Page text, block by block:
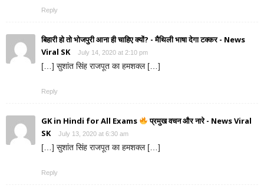
Reply
बिहारी हो तो भोजपुरी आना ही चाहिए क्यों? - मैथिली भाषा देगा टक्कर - News
Viral SK
July 14, 2020 at 2:10 pm
[…] सुशांत सिंह राजपूत का हमशक्ल […]
Reply
GK in Hindi for All Exams
प्रमुख वचन और नारे - News Viral
SK
July 13, 2020 at 6:30 am
[…] सुशांत सिंह राजपूत का हमशक्ल […]
Reply